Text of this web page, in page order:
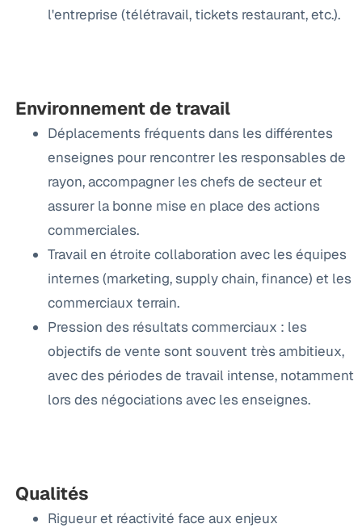
l'entreprise (télétravail, tickets restaurant, etc.).
Environnement de travail
Déplacements fréquents dans les différentes
enseignes pour rencontrer les responsables de
rayon, accompagner les chefs de secteur et
assurer la bonne mise en place des actions
commerciales.
Travail en étroite collaboration avec les équipes
internes (marketing, supply chain, finance) et les
commerciaux terrain.
Pression des résultats commerciaux : les
objectifs de vente sont souvent très ambitieux,
avec des périodes de travail intense, notamment
lors des négociations avec les enseignes.
Qualités
Rigueur et réactivité face aux enjeux